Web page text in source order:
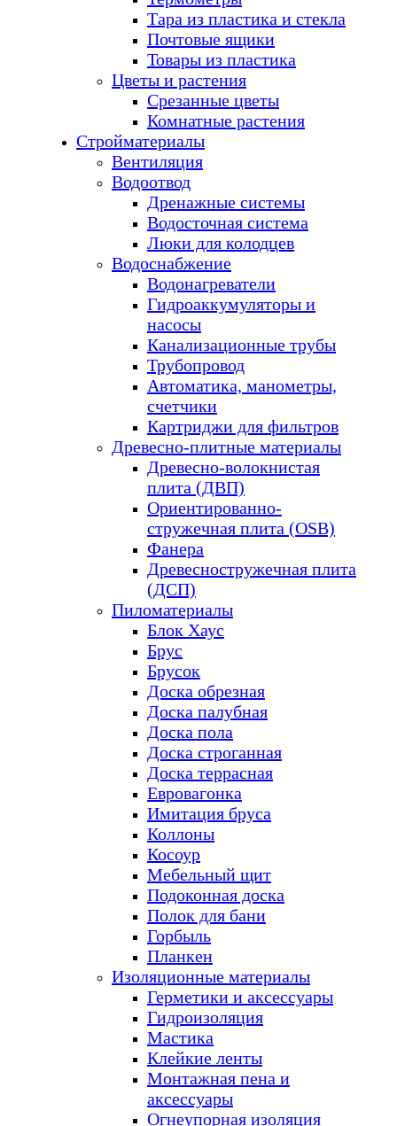
Тара из пластика и стекла
Почтовые ящики
Товары из пластика
Цветы и растения
Срезанные цветы
Комнатные растения
Стройматериалы
Вентиляция
Водоотвод
Дренажные системы
Водосточная система
Люки для колодцев
Водоснабжение
Водонагреватели
Гидроаккумуляторы и
насосы
Канализационные трубы
Трубопровод
Автоматика, манометры,
счетчики
Картриджи для фильтров
Древесно-плитные материалы
Древесно-волокнистая
плита (ДВП)
Ориентированно-
стружечная плита (OSB)
Фанера
Древесностружечная плита
(ДСП)
Пиломатериалы
Блок Хаус
Брус
Брусок
Доска обрезная
Доска палубная
Доска пола
Доска строганная
Доска террасная
Евровагонка
Имитация бруса
Коллоны
Косоур
Мебельный щит
Подоконная доска
Полок для бани
Горбыль
Планкен
Изоляционные материалы
Герметики и аксессуары
Гидроизоляция
Мастика
Клейкие ленты
Монтажная пена и
аксессуары
Огнеупорная изоляция